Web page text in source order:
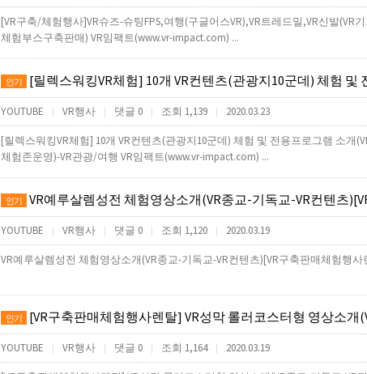
[VR구축/체험행사]VR슈즈-슈팅FPS,여행(구글어스VR),VR트레드밀,VR신발(VR
체험부스구축판매) VR임팩트(www.vr-impact.com) ...
인기 [릴렉스워킹VR체험] 10개 VR컨텐츠(관광지10군데) 체험 및 전용프로그램 소개(VR구축판매렌탈행사체
YOUTUBE | VR행사 | 댓글 0 | 조회 1,139 | 2020.03.23
[릴렉스워킹VR체험] 10개 VR컨텐츠(관광지10군데) 체험 및 전용프로그램 소개
체험존운영)-VR관광/여행 VR임팩트(www.vr-impact.com) ...
인기 VR예루살렘성전 체험영상소개(VR종교-기독교-VR컨텐츠)[VR구축판
YOUTUBE | VR행사 | 댓글 0 | 조회 1,120 | 2020.03.19
VR예루살렘성전 체험영상소개(VR종교-기독교-VR컨텐츠)[VR구축판매체험행사
인기 [VR구축판매체험행사렌탈] VR성막 롤러코스터형 영상소개(VR종교-기독교-VR컨텐츠)[VR노아의방주
YOUTUBE | VR행사 | 댓글 0 | 조회 1,164 | 2020.03.19